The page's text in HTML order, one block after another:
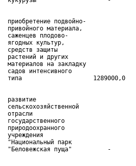
  приобретение подвойно-
  привойного материала,
  саженцев плодово-
  ягодных культур,
  средств защиты
  растений и других
  материалов на закладку
  садов интенсивного
  развитие
  сельскохозяйственной
  отрасли
  государственного
  природоохранного
  учреждения
  "Национальный парк